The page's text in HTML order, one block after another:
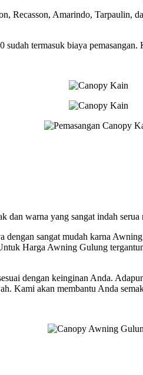
Recasson, Amarindo, Tarpaulin,
termasuk biaya
warna yang sangat indah
sangat mudah karna
Harga Awning Gulung
dengan keinginan Anda.
Kami akan membantu Anda